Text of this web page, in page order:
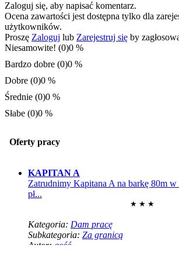
Zaloguj się, aby napisać komentarz.
Ocena zawartości jest dostępna tylko dla
użytkowników.
Proszę Zaloguj lub Zarejestruj się by
Niesamowite! (0)0 %
Bardzo dobre (0)0 %
Dobre (0)0 %
Średnie (0)0 %
Słabe (0)0 %
Oferty pracy
KAPITAN A
Zatrudnimy Kapitana A na barkę 80m w
pł...
★ ★ ★
Kategoria: Dam pracę
Subkategoria: Za granicą
Autor: gość